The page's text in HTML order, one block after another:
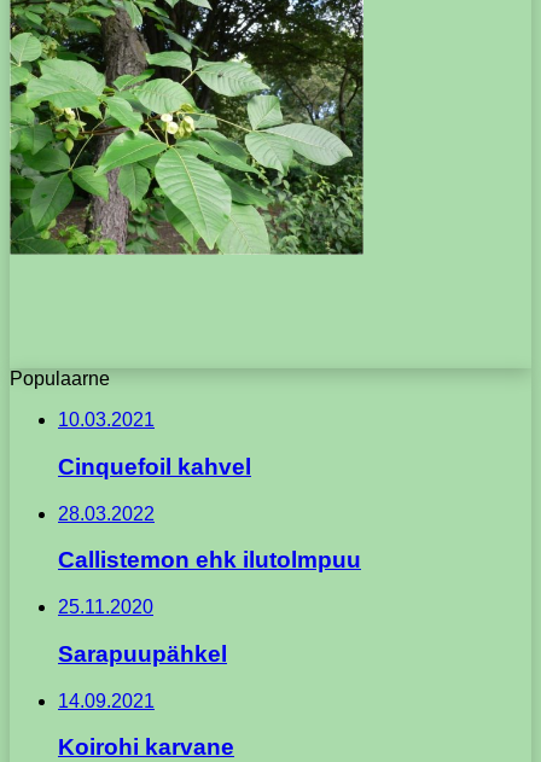
Populaarne
10.03.2021
Cinquefoil kahvel
28.03.2022
Callistemon ehk ilutolmpuu
25.11.2020
Sarapuupähkel
14.09.2021
Koirohi karvane